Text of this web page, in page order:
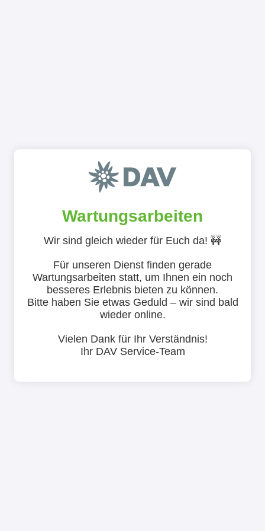
Wartungsarbeiten
Wir sind gleich wieder für Euch da! 🚧
Für unseren Dienst finden gerade
Wartungsarbeiten statt, um Ihnen ein noch
besseres Erlebnis bieten zu können.
Bitte haben Sie etwas Geduld – wir sind bald
wieder online.
Vielen Dank für Ihr Verständnis!
Ihr DAV Service-Team